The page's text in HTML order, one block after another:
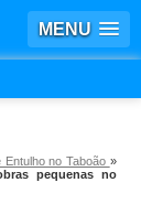
MENU
Entulho no Taboão »
pequenas no